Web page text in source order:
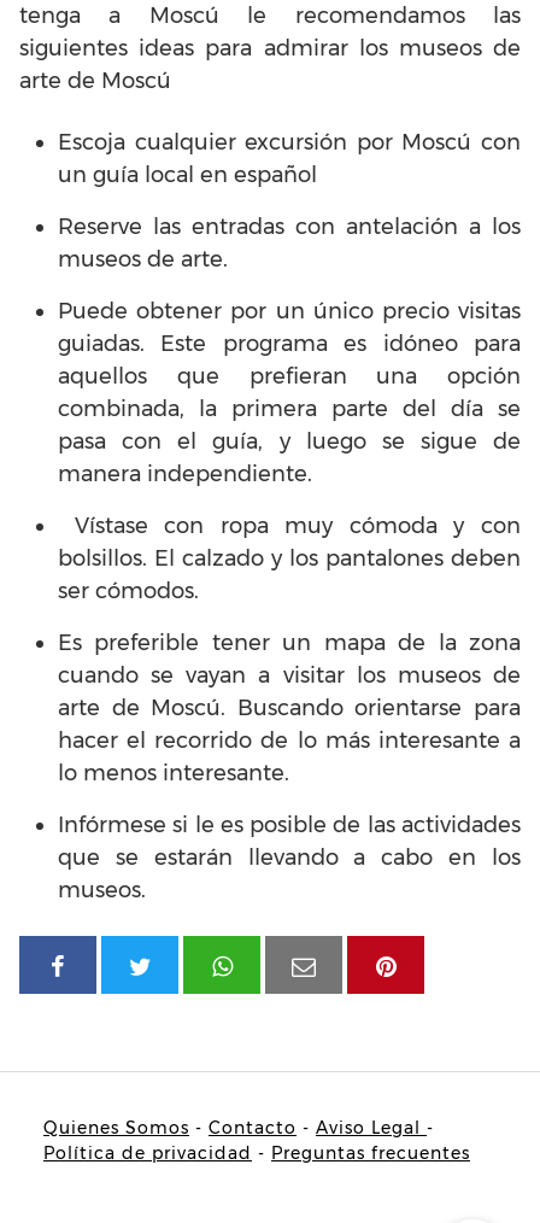
tenga a Moscú le recomendamos las
siguientes ideas para admirar los museos de
arte de Moscú
Escoja cualquier excursión por Moscú con
un guía local en español
Reserve las entradas con antelación a los
museos de arte.
Puede obtener por un único precio visitas
guiadas. Este programa es idóneo para
aquellos que prefieran una opción
combinada, la primera parte del día se
pasa con el guía, y luego se sigue de
manera independiente.
Vístase con ropa muy cómoda y con
bolsillos. El calzado y los pantalones deben
ser cómodos.
Es preferible tener un mapa de la zona
cuando se vayan a visitar los museos de
arte de Moscú. Buscando orientarse para
hacer el recorrido de lo más interesante a
lo menos interesante.
Infórmese si le es posible de las actividades
que se estarán llevando a cabo en los
museos.
Quienes Somos - Contacto - Aviso Legal -
Política de privacidad - Preguntas frecuentes